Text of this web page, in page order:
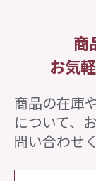
商
お気
商品の在庫
について、
問い合わせ